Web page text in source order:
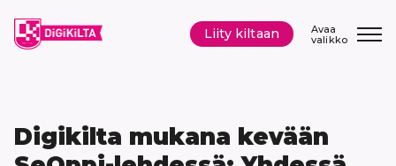
sisältöön
Avaa
valikko
Liity kiltaan
Digikilta mukana kevään